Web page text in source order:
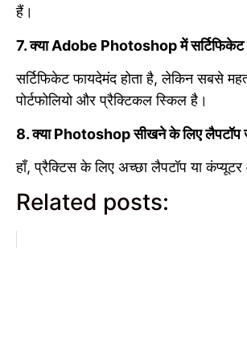
हैं।
7. क्या Adobe Photoshop में सर्टिफिकेट
सर्टिफिकेट फायदेमंद होता है, लेकिन सबसे
पोर्टफोलियो और प्रैक्टिकल स्किल है।
8. क्या Photoshop सीखने के लिए लैपटॉप
हाँ, प्रैक्टिस के लिए अच्छा लैपटॉप या
Related posts: